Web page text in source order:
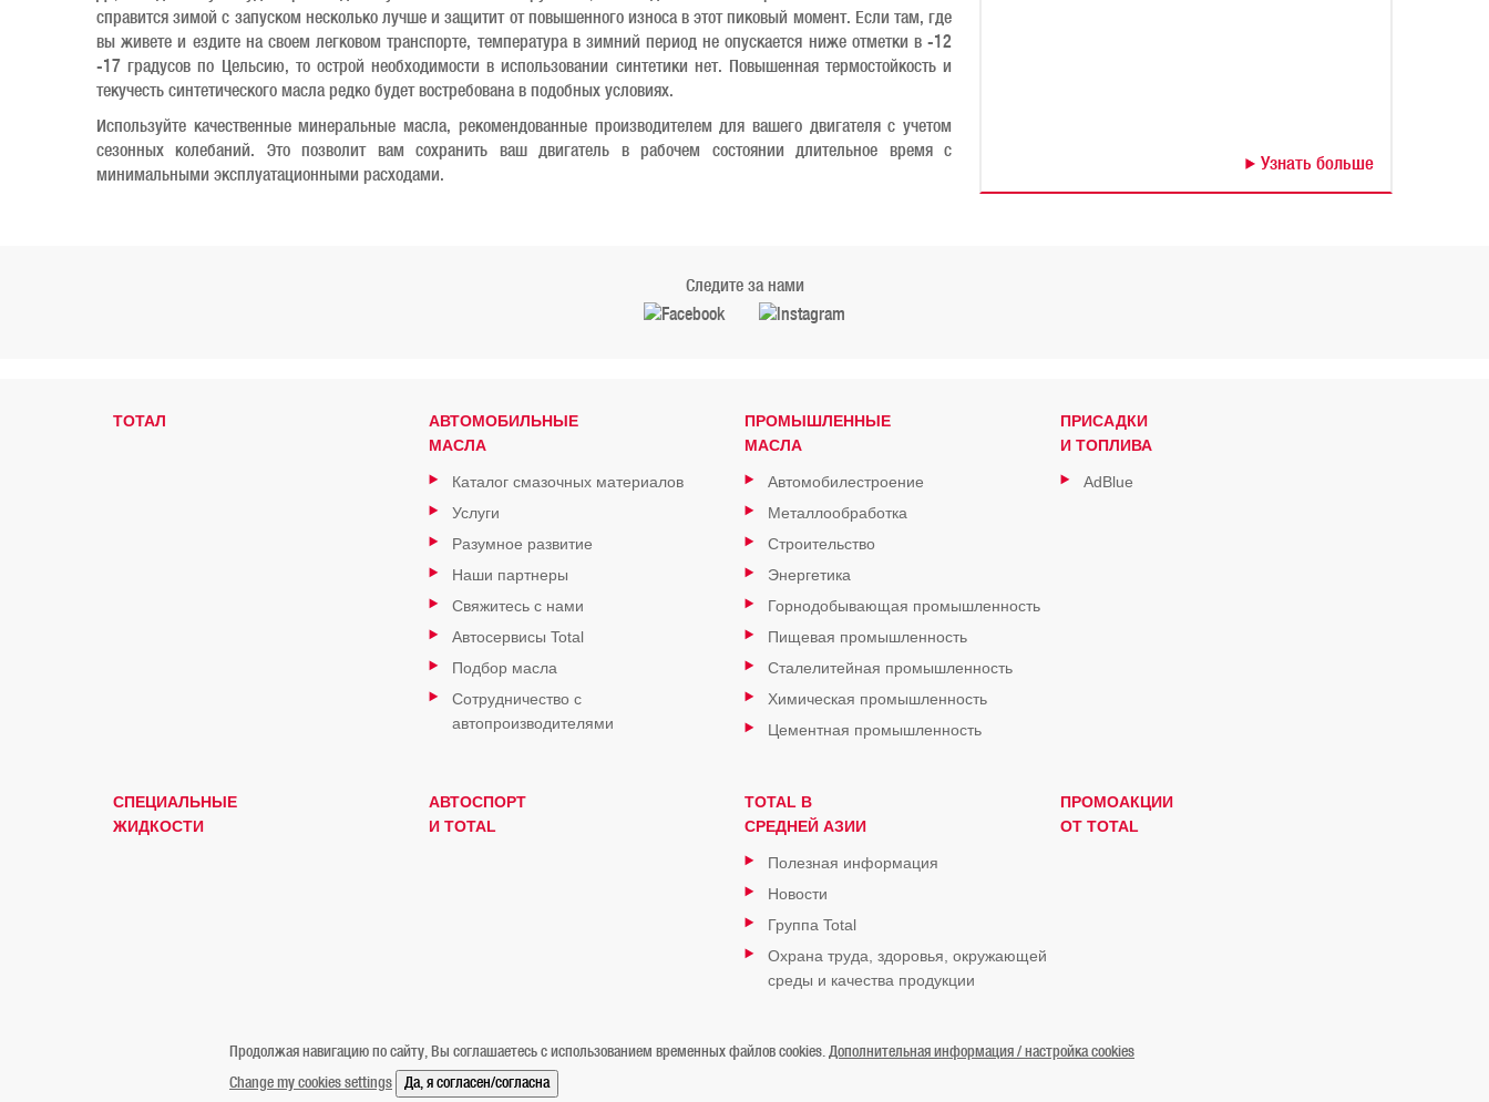
справится зимой с запуском несколько лучше и защитит от повышенного износа в этот пиковый момент. Если там, где
вы живете и ездите на своем легковом транспорте, температура в зимний период не опускается ниже отметки в -12
-17 градусов по Цельсию, то острой необходимости в использовании синтетики нет. Повышенная термостойкость и
текучесть синтетического масла редко будет востребована в подобных условиях.
Используйте качественные минеральные масла, рекомендованные производителем для вашего двигателя с учетом
сезонных колебаний. Это позволит вам сохранить ваш двигатель в рабочем состоянии длительное время с
минимальными эксплуатационными расходами.
Узнать больше
Следите за нами
ТОТАЛ
АВТОМОБИЛЬНЫЕ
МАСЛА
Каталог смазочных материалов
Услуги
Разумное развитие
Наши партнеры
Свяжитесь с нами
Автосервисы Total
Подбор масла
Сотрудничество с
автопроизводителями
ПРОМЫШЛЕННЫЕ
МАСЛА
Автомобилестроение
Металлообработка
Строительство
Энергетика
Горнодобывающая промышленность
Пищевая промышленность
Сталелитейная промышленность
Химическая промышленность
Цементная промышленность
ПРИСАДКИ
И ТОПЛИВА
AdBlue
СПЕЦИАЛЬНЫЕ
ЖИДКОСТИ
АВТОСПОРТ
И TOTAL
TOTAL В
СРЕДНЕЙ АЗИИ
Полезная информация
Новости
Группа Total
Охрана труда, здоровья, окружающей
среды и качества продукции
ПРОМОАКЦИИ
ОТ TOTAL
Официальное уведомление Cookies Контакты
Продолжая навигацию по сайту, Вы соглашаетесь с использованием временных файлов cookies. Дополнительная информация / настройка cookies
Change my cookies settings
Да, я согласен/согласна